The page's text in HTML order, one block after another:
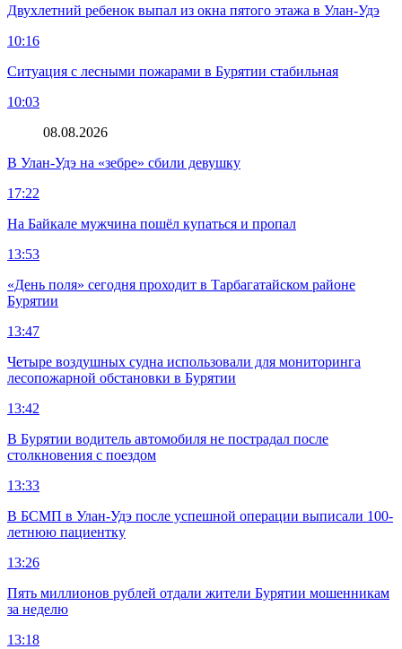
Двухлетний ребенок выпал из окна пятого этажа в Улан-Удэ
10:16
Ситуация с лесными пожарами в Бурятии стабильная
10:03
08.08.2026
В Улан-Удэ на «зебре» сбили девушку
17:22
На Байкале мужчина пошёл купаться и пропал
13:53
«День поля» сегодня проходит в Тарбагатайском районе
Бурятии
13:47
Четыре воздушных судна использовали для мониторинга
лесопожарной обстановки в Бурятии
13:42
В Бурятии водитель автомобиля не пострадал после
столкновения с поездом
13:33
В БСМП в Улан-Удэ после успешной операции выписали 100-
летнюю пациентку
13:26
Пять миллионов рублей отдали жители Бурятии мошенникам
за неделю
13:18